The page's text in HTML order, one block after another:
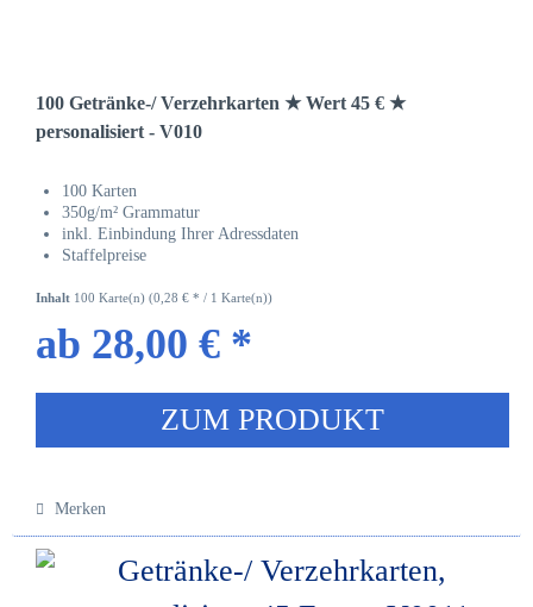
100 Getränke-/ Verzehrkarten ★ Wert 45 € ★
personalisiert - V010
100 Karten
350g/m² Grammatur
inkl. Einbindung Ihrer Adressdaten
Staffelpreise
Inhalt 100 Karte(n) (0,28 € * / 1 Karte(n))
ab 28,00 € *
ZUM PRODUKT
Merken